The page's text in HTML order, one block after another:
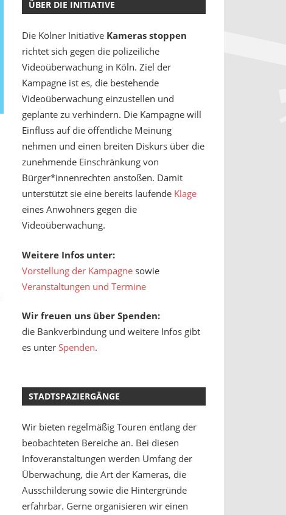
ÜBER DIE INITIATIVE
Die Kölner Initiative Kameras stoppen
richtet sich gegen die polizeiliche
Videoüberwachung in Köln. Ziel der
Kampagne ist es, die bestehende
Videoüberwachung einzustellen und
geplante zu verhindern. Die Kampagne will
Einfluss auf die öffentliche Meinung
nehmen und einen breiten Diskurs über die
zunehmende Einschränkung von
Bürger*innenrechten anstoßen. Damit
unterstützt sie eine bereits laufende Klage
eines Anwohners gegen die
Videoüberwachung.
Weitere Infos unter:
Vorstellung der Kampagne sowie
Veranstaltungen und Termine
Wir freuen uns über Spenden:
die Bankverbindung und weitere Infos gibt
es unter Spenden.
STADTSPAZIERGÄNGE
Wir bieten regelmäßig Touren entlang der
beobachteten Bereiche an. Bei diesen
Infoveranstaltungen werden Umfang der
Überwachung, die Art der Kameras, die
Ausschilderung sowie die Hintergründe
erfahrbar. Gerne organisieren wir einen